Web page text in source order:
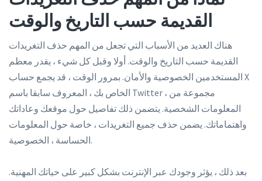
القديمة حسب التاريخ والوقت
هناك العديد من الأسباب التي تجعل من المهم حذف التغريدات
القديمة حسب التاريخ والوقت. أولا وقبل كل شيء ، يقدر معظم
المستخدمين الخصوصية والأمان. بمرور الوقت ، قد يجمع حساب X
الخاص بك ، المعروف سابقا باسم Twitter ، مجموعة من
المعلومات الشخصية. يتضمن ذلك تفاصيل حول موقعك وعاداتك
واهتماماتك. يضمن حذف جميع التغريدات ، خاصة حول المعلومات
الحساسة ، الخصوصية.
بعد ذلك ، يؤثر وجودك عبر الإنترنت بشكل كبير على حياتك المهنية.